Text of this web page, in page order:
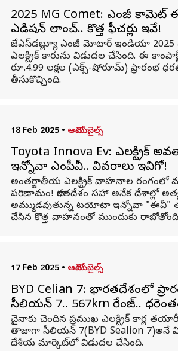
2025 MG Comet: ఎంజీ కామెట్‌
ఎడిషన్‌ లాంచ్‌.. కొత్త ఫీచర్లు ఇవే!
జేఎస్‌డబ్ల్యూ ఎంజీ మోటార్‌ ఇండియా
ఎలక్ట్రిక్‌ కారును విడుదల చేసింది. ఈ
రూ.4.99 లక్షల (ఎక్స్‌-షోరూమ్‌) ప్రారంభ
తీసుకొచ్చింది.
18 Feb 2025 • ఆటోమొబైల్స్
Toyota Innova Ev:
ఇన్నోవా ఎంపీవీ.. వివరాలు ఇవిగో!
అంతర్జాతీయ ఎలక్ట్రిక్ వాహనాల రంగంలో
పరిణామం! భారతదేశం సహా అనేక దేశాల్లో
అమ్ముడవుతున్న టయోటా ఇన్నోవా "ఈవీ"
చేసిన కొత్త వాహనంతో ముందుకు
17 Feb 2025 • ఆటోమొబైల్స్
BYD Celian 7: భారతదేశంలో
సీలియన్‌ 7.. 567km రేంజ్‌..
చైనాకు చెందిన ప్రముఖ ఎలక్ట్రిక్‌ కార్ల
తాజాగా సీలియన్‌ 7(BYD Sealion 7)అనే
దేశీయ మార్కెట్‌లో విడుదల చేసింది.